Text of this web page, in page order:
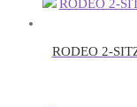
RODEO 2-